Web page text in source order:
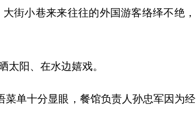
小巷来来往往的外国游客络绎不绝，
阳、在水边嬉戏。
单十分显眼，餐馆负责人孙忠军因为经